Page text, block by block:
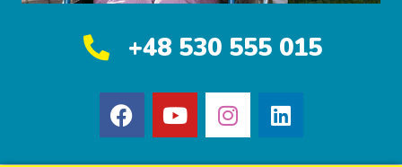
+48 530 555 015